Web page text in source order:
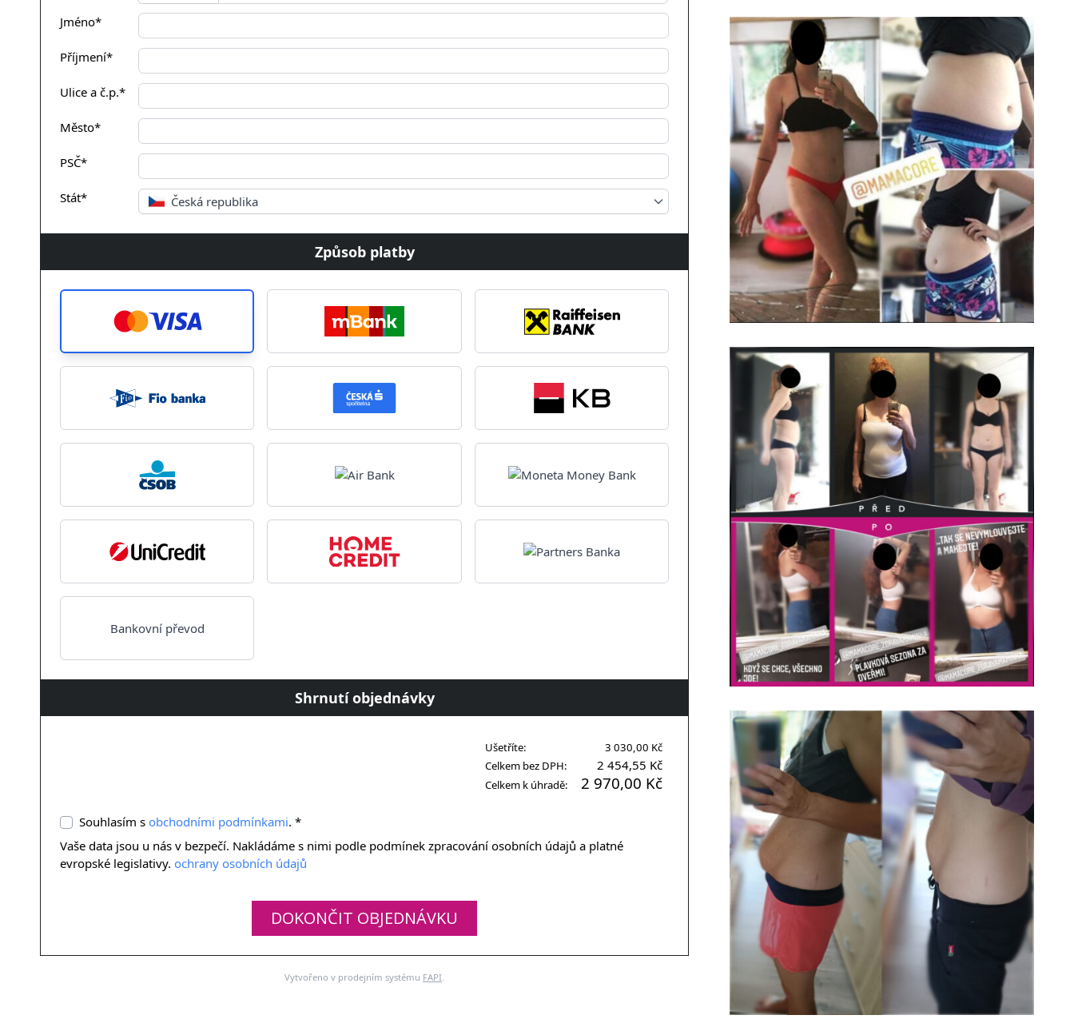
Jméno*
Příjmení*
Ulice a č.p.*
Město*
PSČ*
Stát* Česká republika
Způsob platby
Bankovní převod
Shrnutí objednávky
Ušetříte:
3 030,00 Kč
Celkem bez DPH:
2 454,55 Kč
Celkem k úhradě: 2 970,00 Kč
Souhlasím s obchodními podmínkami. *
Vaše data jsou u nás v bezpečí. Nakládáme s nimi podle podmínek zpracování osobních údajů a platné
evropské legislativy. ochrany osobních údajů
DOKONČIT OBJEDNÁVKU
Vytvořeno v prodejním systému FAPI.